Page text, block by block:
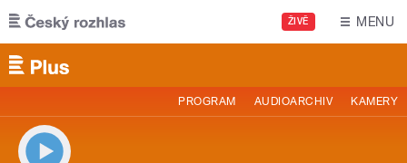
Přejít k hlavnímu obsahu
ŽIVĚ MENU
PROGRAM AUDIOARCHIV KAMERY